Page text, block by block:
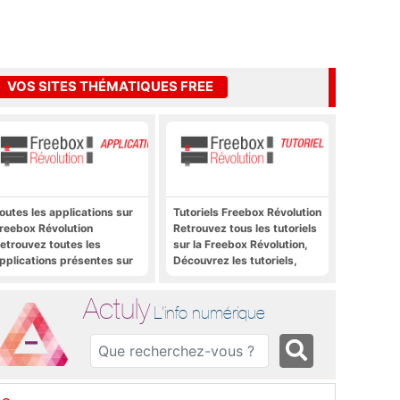
VOS SITES THÉMATIQUES FREE
les applications sur
Révolution
toutes les
présentes sur
Tutoriels Freebox Révolution
Retrouvez tous les tutoriels
sur la Freebox Révolution,
Découvrez les tutoriels,
Freebox Server, Freebox
Actuly L'info numérique